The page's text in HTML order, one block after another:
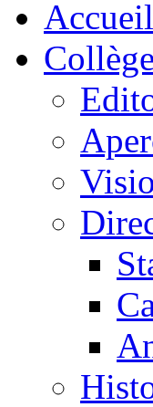
Accueil
Collège